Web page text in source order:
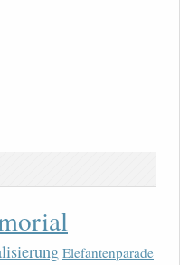
Elefantenparade